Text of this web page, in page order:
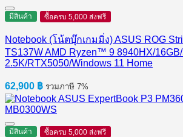
มีสินค้า ซื้อครบ 5,000 ส่งฟรี
Notebook (โน้ตบุ๊กเกมมิ่ง) ASUS ROG
TS137W AMD Ryzen™ 9 8940HX/
2.5K/RTX5050/Windows 11 Home
62,900 ฿ รวมภาษี 7%
มีสินค้า ซื้อครบ 5,000 ส่งฟรี